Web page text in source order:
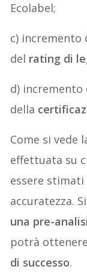
Ecolabel;
c) incremento
del rating di
d) incremento
della
Come si vede
effettuata su
essere
accuratezza.
una pre-
potrà
di successo.